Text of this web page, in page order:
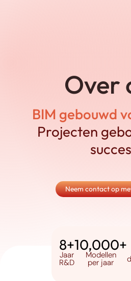
Over
BIM gebouwd
Projecten
Neem contact op
8+
Jaar
R&D
10,000+
Modellen
per jaar